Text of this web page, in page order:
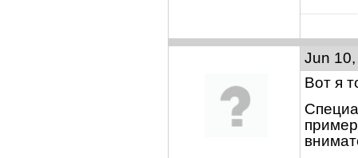
Jun
Вот я